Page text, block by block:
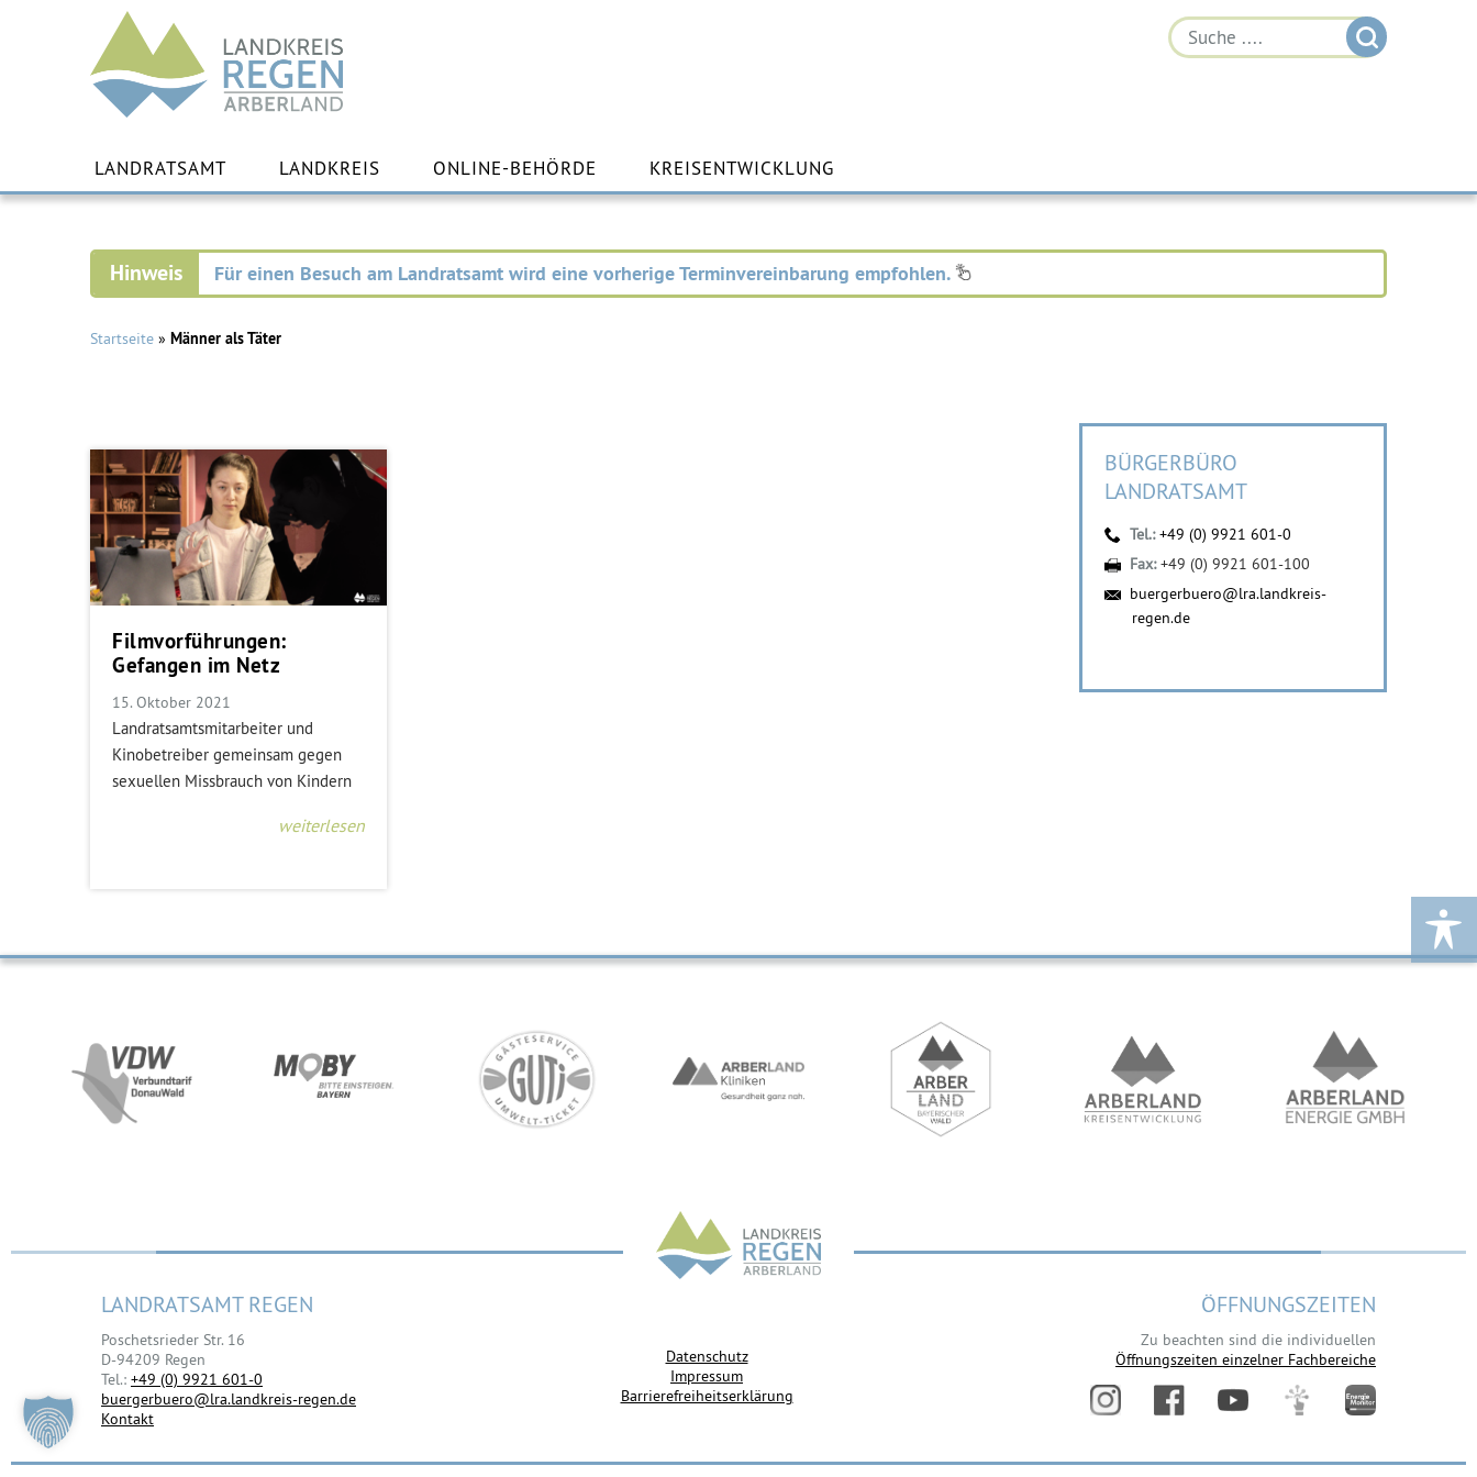
Landkreis
Regen
Inhalt
springen
LANDRATSAMT LANDKREIS ONLINE-BEHÖRDE KREISENTWICKLUNG
Für einen Besuch am Landratsamt wird eine vorherige Terminvereinbarung empfohlen.
Startseite » Männer als Täter
Filmvorführungen:
Gefangen im Netz
15. Oktober 2021
Landratsamtsmitarbeiter und
Kinobetreiber gemeinsam gegen
sexuellen Missbrauch von Kindern
weiterlesen
BÜRGERBÜRO
LANDRATSAMT
Tel.:+49 (0) 9921 601-0
Fax:+49 (0) 9921 601-100
buergerbuero@lra.landkreis-
regen.de
LANDRATSAMT REGEN
Poschetsrieder Str. 16
D-94209 Regen
Tel.: +49 (0) 9921 601-0
buergerbuero@lra.landkreis-regen.de
Kontakt
Datenschutz
Impressum
Barrierefreiheitserklärung
ÖFFNUNGSZEITEN
Zu beachten sind die individuellen
Öffnungszeiten einzelner Fachbereiche